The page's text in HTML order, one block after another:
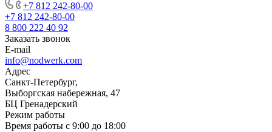
+7 812 242-80-00
+7 812 242-80-00
8 800 222 40 92
Заказать звонок
E-mail
info@nodwerk.com
Адрес
Санкт-Петербург,
Выборгская набережная, 47
БЦ Гренадерский
Режим работы
Время работы с 9:00 до 18:00